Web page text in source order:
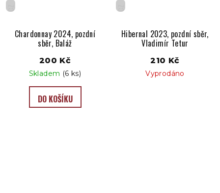
CZ
Chardonnay 2024, pozdní
sběr, Baláž
200 Kč
Skladem (6 ks)
DO KOŠÍKU
CZ
Hibernal 2023, pozdní sběr,
Vladimír Tetur
210 Kč
Vyprodáno